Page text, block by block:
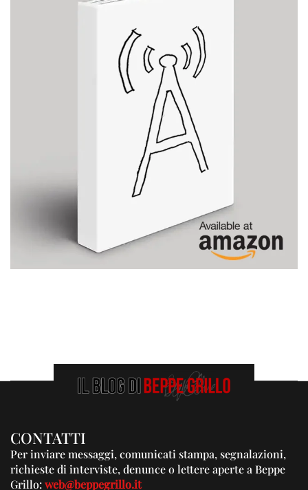
CONTATTI
Per inviare messaggi, comunicati stampa, segnalazioni,
richieste di interviste, denunce o lettere aperte a Beppe
Grillo:web@beppegrillo.it